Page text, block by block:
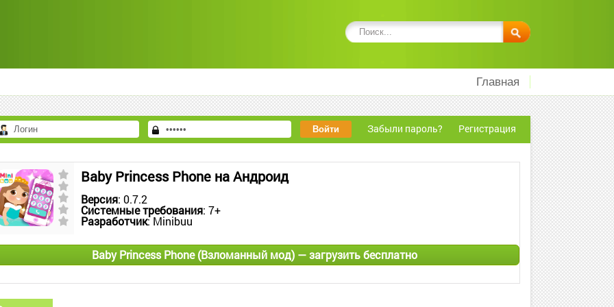
Главная
Забыли пароль? Регистрация
Baby Princess Phone на Андроид
Версия: 0.7.2
Системные требования: 7+
Разработчик: Minibuu
Baby Princess Phone (Взломанный мод) — загрузить бесплатно